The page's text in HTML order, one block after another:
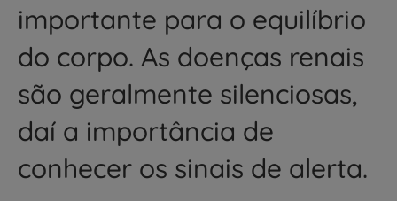
importante para o equilíbrio
do corpo. As doenças renais
são geralmente silenciosas,
daí a importância de
conhecer os sinais de alerta.